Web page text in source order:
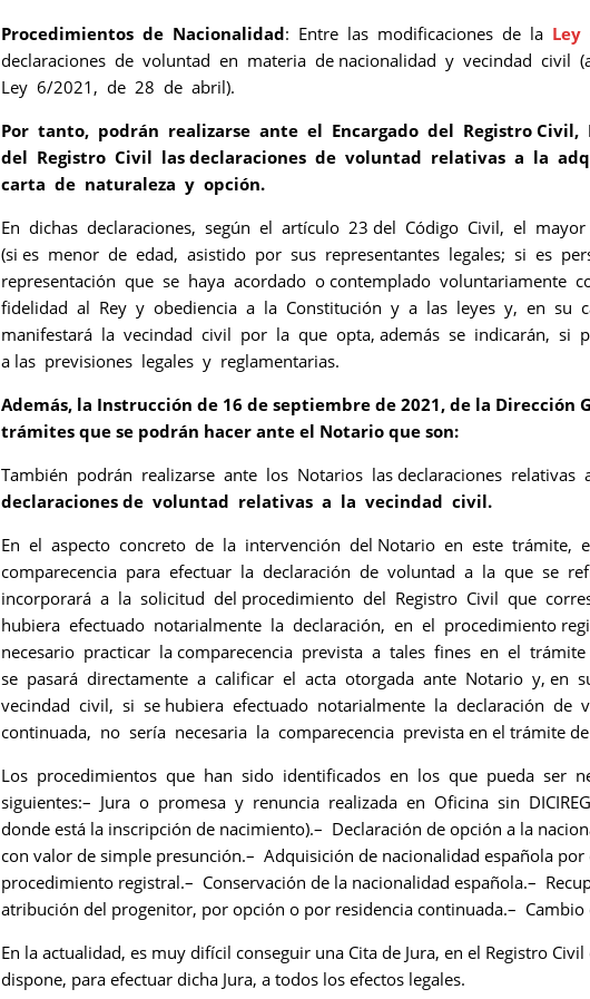
Procedimientos de Nacionalidad: Entre las modificaciones de la Ley
declaraciones de voluntad en materia de nacionalidad y vecindad
Ley 6/2021, de 28 de abril).
Por tanto, podrán realizarse ante el Encargado del Registro
del Registro Civil las declaraciones de voluntad relativas a la
carta de naturaleza y opción.
En dichas declaraciones, según el artículo 23 del Código Civil, el
(si es menor de edad, asistido por sus representantes legales; si es
representación que se haya acordado o contemplado
fidelidad al Rey y obediencia a la Constitución y a las leyes y, en su
manifestará la vecindad civil por la que opta, además se indicarán, si
a las previsiones legales y reglamentarias.
Además, la Instrucción de 16 de septiembre de 2021, de la Dirección
trámites que se podrán hacer ante el Notario que son:
También podrán realizarse ante los Notarios las declaraciones relativas
declaraciones de voluntad relativas a la vecindad civil.
En el aspecto concreto de la intervención del Notario en este
comparecencia para efectuar la declaración de voluntad a la que se
incorporará a la solicitud del procedimiento del Registro Civil que
hubiera efectuado notarialmente la declaración, en el procedimiento
necesario practicar la comparecencia prevista a tales fines en el
se pasará directamente a calificar el acta otorgada ante Notario y, en
vecindad civil, si se hubiera efectuado notarialmente la declaración de
continuada, no sería necesaria la comparecencia prevista en el trámite
Los procedimientos que han sido identificados en los que pueda ser
siguientes:– Jura o promesa y renuncia realizada en Oficina sin
donde está la inscripción de nacimiento).– Declaración de opción a la
con valor de simple presunción.– Adquisición de nacionalidad española
procedimiento registral.– Conservación de la nacionalidad española.–
atribución del progenitor, por opción o por residencia continuada.–
En la actualidad, es muy difícil conseguir una Cita de Jura, en el Registro
dispone, para efectuar dicha Jura, a todos los efectos legales.